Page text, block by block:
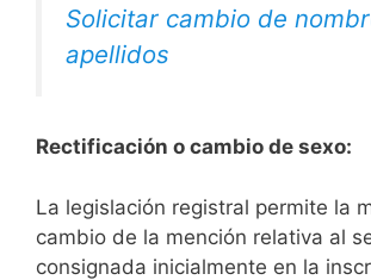
Solicitar cambio de
apellidos
Rectificación o cambio de sexo:
La legislación registral permite la
cambio de la mención relativa al
consignada inicialmente en la